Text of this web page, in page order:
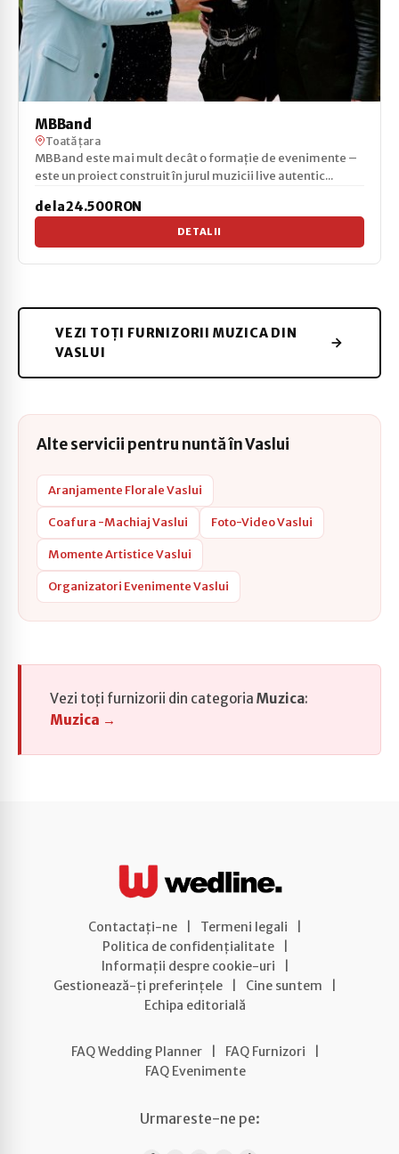
MBBand
Toată țara
MBBand este mai mult decât o formație de evenimente –
este un proiect construit în jurul muzicii live autentic...
de la 24.500 RON
DETALII
VEZI TOȚI FURNIZORII MUZICA DIN
VASLUI
Alte servicii pentru nuntă în Vaslui
Aranjamente Florale Vaslui
Coafura -Machiaj Vaslui Foto-Video Vaslui
Momente Artistice Vaslui
Organizatori Evenimente Vaslui
Vezi toți furnizorii din categoria Muzica:
Muzica →
Contactați-ne Termeni legali
Politica de confidențialitate
Informații despre cookie-uri
Gestionează-ți preferințele
Cine suntem
Echipa editorială
FAQ Wedding Planner FAQ Furnizori
FAQ Evenimente
Urmareste-ne pe: